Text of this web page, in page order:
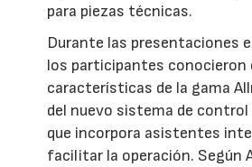
para piezas técnicas.
Durante las presentaciones
los participantes conocieron
características de la gama
del nuevo sistema de
que incorpora asistentes
facilitar la operación. Según